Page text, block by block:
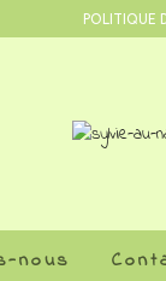
POLITIQUE
nous